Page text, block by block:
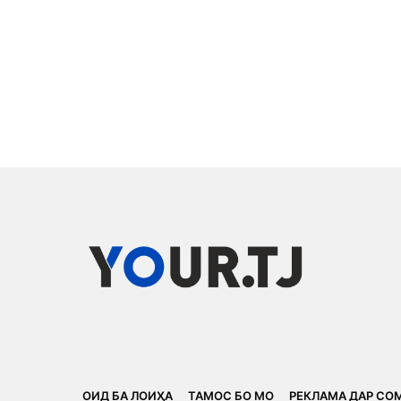
ОИД БА ЛОИҲА ТАМОС БО МО РЕКЛАМА ДАР